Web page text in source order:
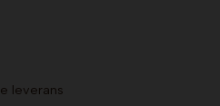
leverans